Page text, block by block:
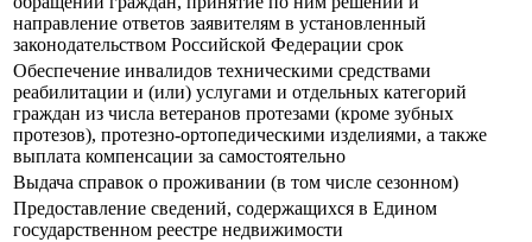
направление ответов заявителям в установленный
законодательством Российской Федерации срок
Обеспечение инвалидов техническими средствами
реабилитации и (или) услугами и отдельных категорий
граждан из числа ветеранов протезами (кроме зубных
протезов), протезно-ортопедическими изделиями, а также
выплата компенсации за самостоятельно
Выдача справок о проживании (в том числе сезонном)
Предоставление сведений, содержащихся в Едином
государственном реестре недвижимости